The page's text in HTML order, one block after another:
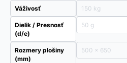
Váživosť 150 kg
Dielik / Presnosť
(d/e)
50 g
Rozmery plošiny
(mm)
500 x 650